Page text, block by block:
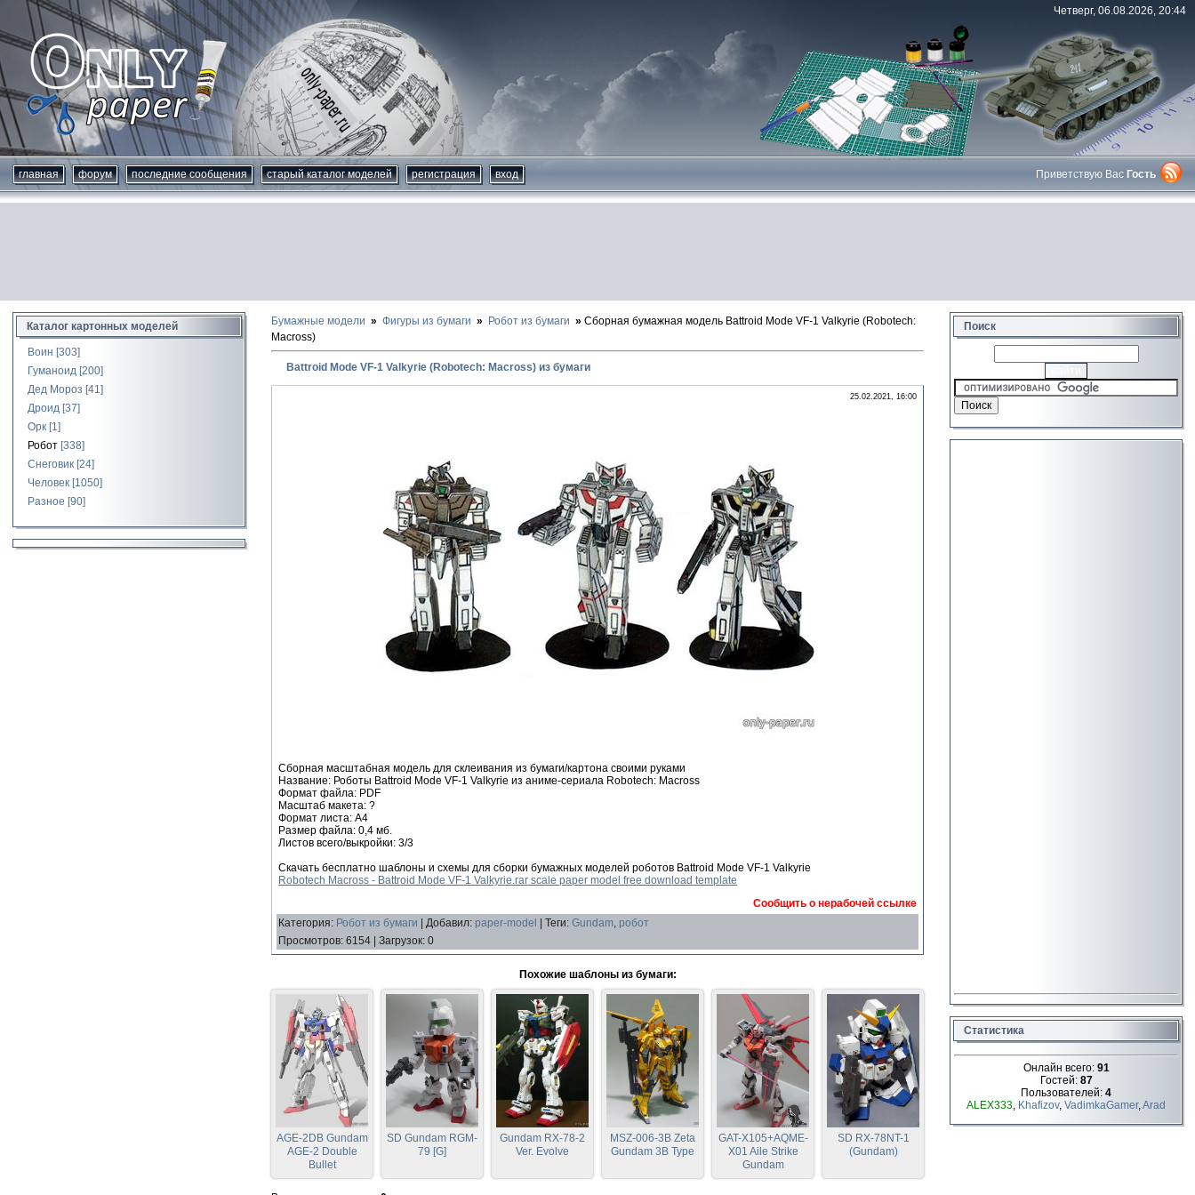
Четверг, 06.08.2026, 20:44
главная форум последние сообщения старый каталог моделей регистрация вход Приветствую Вас Гость
Каталог картонных моделей
Воин [303]
Гуманоид [200]
Дед Мороз [41]
Дроид [37]
Орк [1]
Робот [338]
Снеговик [24]
Человек [1050]
Разное [90]
Бумажные модели Фигуры из бумаги Робот из бумаги
Сборная бумажная модель Battroid Mode VF-1 Valkyrie (Robotech:
Macross)
Battroid Mode VF-1 Valkyrie (Robotech: Macross) из бумаги
25.02.2021, 16:00
Сборная масштабная модель для склеивания из бумаги/картона своими руками
Название: Роботы Battroid Mode VF-1 Valkyrie из аниме-сериала Robotech: Macross
Формат файла: PDF
Масштаб макета: ?
Формат листа: А4
Размер файла: 0,4 мб.
Листов всего/выкройки: 3/3
Скачать бесплатно шаблоны и схемы для сборки бумажных моделей роботов Battroid Mode VF-1 Valkyrie
Robotech Macross - Battroid Mode VF-1 Valkyrie.rar scale paper model free download template
Сообщить о нерабочей ссылке
Категория: Робот из бумаги Добавил: paper-model Теги: Gundam, робот
Просмотров: 6154 Загрузок: 0
Похожие шаблоны из бумаги:
AGE-2DB Gundam
AGE-2 Double
Bullet
SD Gundam RGM-
79 [G]
Gundam RX-78-2
Ver. Evolve
MSZ-006-3B Zeta
Gundam 3B Type
GAT-X105+AQME-
X01 Aile Strike
Gundam
SD RX-78NT-1
(Gundam)
Поиск
Статистика
Онлайн всего: 91
Гостей: 87
Пользователей: 4
ALEX333, Khafizov, VadimkaGamer,Arad